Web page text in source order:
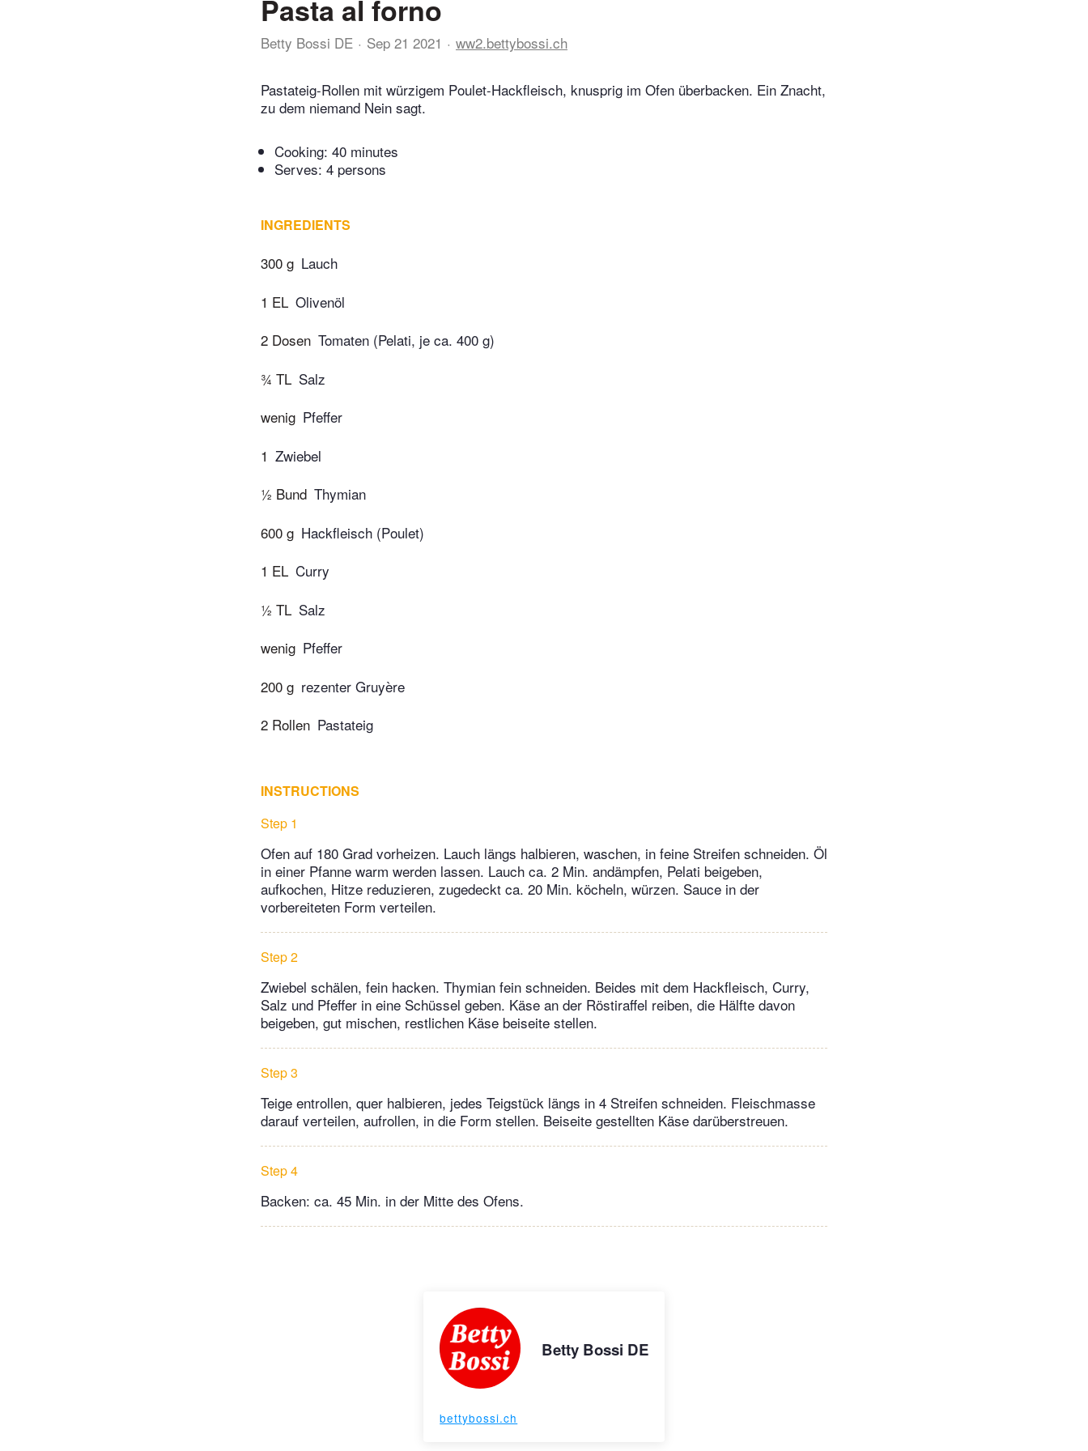
Pasta al forno
Betty Bossi DE Sep 21 2021 ww2.bettybossi.ch
Pastateig-Rollen mit würzigem Poulet-Hackfleisch, knusprig im Ofen überbacken. Ein Znacht,
zu dem niemand Nein sagt.
Cooking: 40 minutes
Serves: 4 persons
INGREDIENTS
300 g Lauch
1 EL Olivenöl
2 Dosen Tomaten (Pelati, je ca. 400 g)
¾ TL Salz
wenig Pfeffer
1 Zwiebel
½ Bund Thymian
600 g Hackfleisch (Poulet)
1 EL Curry
½ TL Salz
wenig Pfeffer
200 g rezenter Gruyère
2 Rollen Pastateig
INSTRUCTIONS
Step 1
Ofen auf 180 Grad vorheizen. Lauch längs halbieren, waschen, in feine Streifen schneiden. Öl
in einer Pfanne warm werden lassen. Lauch ca. 2 Min. andämpfen, Pelati beigeben,
aufkochen, Hitze reduzieren, zugedeckt ca. 20 Min. köcheln, würzen. Sauce in der
vorbereiteten Form verteilen.
Step 2
Zwiebel schälen, fein hacken. Thymian fein schneiden. Beides mit dem Hackfleisch, Curry,
Salz und Pfeffer in eine Schüssel geben. Käse an der Röstiraffel reiben, die Hälfte davon
beigeben, gut mischen, restlichen Käse beiseite stellen.
Step 3
Teige entrollen, quer halbieren, jedes Teigstück längs in 4 Streifen schneiden. Fleischmasse
darauf verteilen, aufrollen, in die Form stellen. Beiseite gestellten Käse darüberstreuen.
Step 4
Backen: ca. 45 Min. in der Mitte des Ofens.
Betty Bossi DE
bettybossi.ch